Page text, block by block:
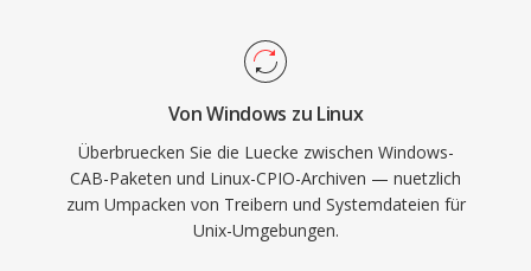
Von Windows zu Linux
Überbruecken Sie die Luecke zwischen Windows-
CAB-Paketen und Linux-CPIO-Archiven — nuetzlich
zum Umpacken von Treibern und Systemdateien für
Unix-Umgebungen.